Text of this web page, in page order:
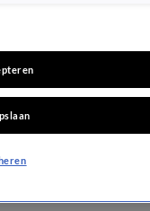
IV
ziet als enige een
te zijn.